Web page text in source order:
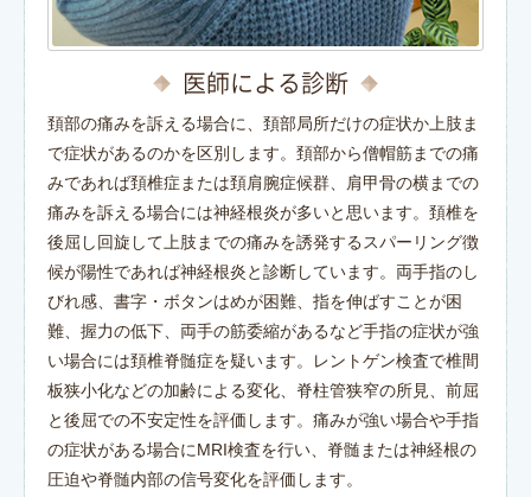
医師による診断
頚部の痛みを訴える場合に、頚部局所だけの症状か上肢ま
で症状があるのかを区別します。頚部から僧帽筋までの痛
みであれば頚椎症または頚肩腕症候群、肩甲骨の横までの
痛みを訴える場合には神経根炎が多いと思います。頚椎を
後屈し回旋して上肢までの痛みを誘発するスパーリング徴
候が陽性であれば神経根炎と診断しています。両手指のし
びれ感、書字・ボタンはめが困難、指を伸ばすことが困
難、握力の低下、両手の筋委縮があるなど手指の症状が強
い場合には頚椎脊髄症を疑います。レントゲン検査で椎間
板狭小化などの加齢による変化、脊柱管狭窄の所見、前屈
と後屈での不安定性を評価します。痛みが強い場合や手指
の症状がある場合にMRI検査を行い、脊髄または神経根の
圧迫や脊髄内部の信号変化を評価します。